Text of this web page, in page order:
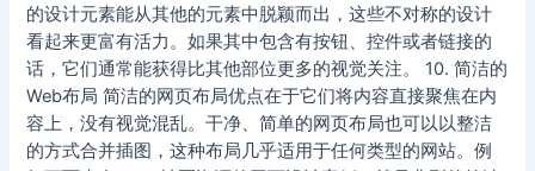
的设计元素能从其他的元素中脱颖而出，这些不对称的设计
看起来更富有活力。如果其中包含有按钮、控件或者链接的
话，它们通常能获得比其他部位更多的视觉关注。 10. 简洁的
Web布局 简洁的网页布局优点在于它们将内容直接聚焦在内
容上，没有视觉混乱。干净、简单的网页布局也可以以整洁
的方式合并插图，这种布局几乎适用于任何类型的网站。例